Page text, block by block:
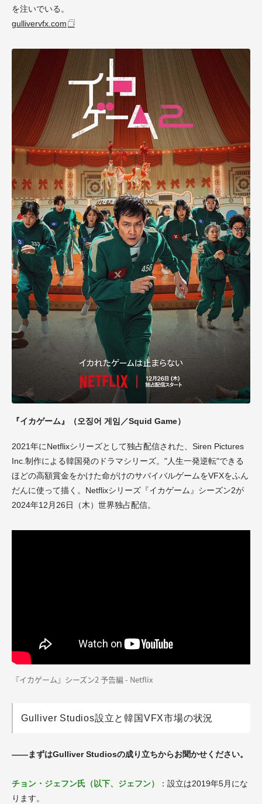
を注いでいる。
gullivervfx.com
『イカゲーム』（오징어 게임／Squid Game）
2021年にNetflixシリーズとして独占配信された、Siren Pictures
Inc.制作による韓国発のドラマシリーズ。"人生一発逆転"できる
ほどの高額賞金をかけた命がけのサバイバルゲームをVFXをふん
だんに使って描く。Netflixシリーズ『イカゲーム』シーズン2が
2024年12月26日（木）世界独占配信。
『イカゲーム』シーズン2 予告編 - Netflix
Gulliver Studios設立と韓国VFX市場の状況
――まずはGulliver Studiosの成り立ちからお聞かせください。
チョン・ジェフン氏（以下、ジェフン）
：設立は2019年5月にな
ります。